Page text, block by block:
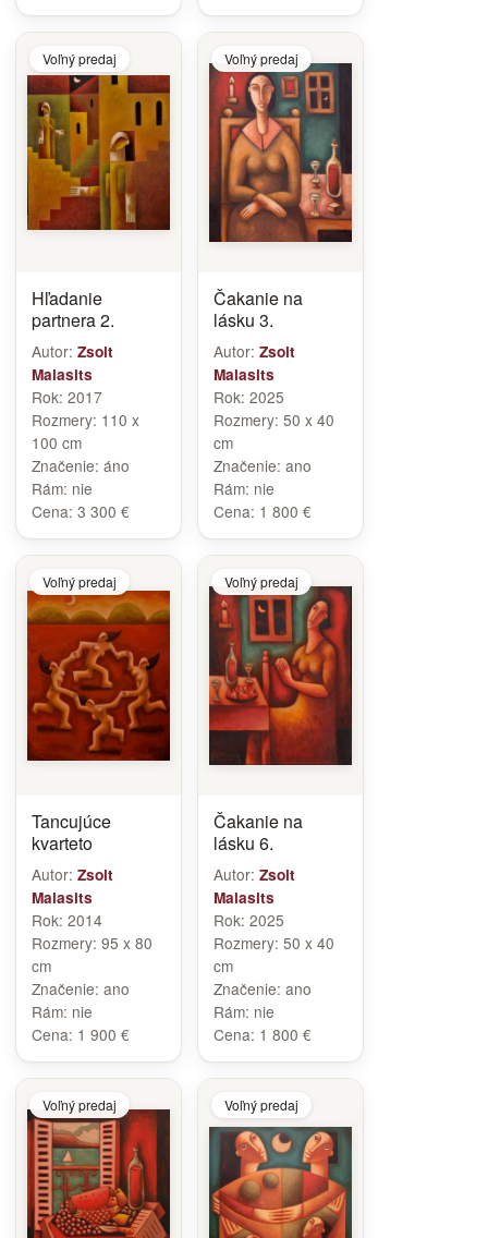
Voľný predaj
Hľadanie
partnera 2.
Autor: Zsolt
Malasits
Rok: 2017
Rozmery: 110 x
100 cm
Značenie: áno
Rám: nie
Cena: 3 300 €
Voľný predaj
Čakanie na
lásku 3.
Autor: Zsolt
Malasits
Rok: 2025
Rozmery: 50 x 40
cm
Značenie: ano
Rám: nie
Cena: 1 800 €
Voľný predaj
Tancujúce
kvarteto
Autor: Zsolt
Malasits
Rok: 2014
Rozmery: 95 x 80
cm
Značenie: ano
Rám: nie
Cena: 1 900 €
Voľný predaj
Čakanie na
lásku 6.
Autor: Zsolt
Malasits
Rok: 2025
Rozmery: 50 x 40
cm
Značenie: ano
Rám: nie
Cena: 1 800 €
Voľný predaj Voľný predaj